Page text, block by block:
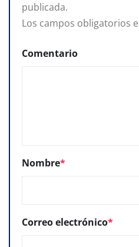
publicada.
Los campos obligatorios
Comentario
Nombre*
Correo electrónico*